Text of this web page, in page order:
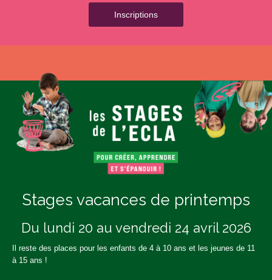
Inscriptions
Stages vacances de printemps
Du lundi 20 au vendredi 24 avril 2026
Il reste des places pour les enfants de 4 à 10 ans et les jeunes de 11
à 15 ans !